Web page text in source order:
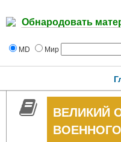
Обнародовать
MD Мир
ВЕЛИКИЙ
ВОЕННОГО